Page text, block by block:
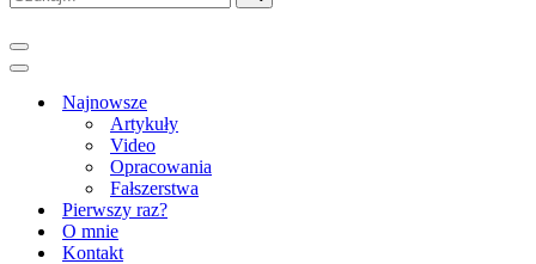
Menu
nawigacji
Menu
nawigacjiNajnowsze
Artykuły
Video
Opracowania
Fałszerstwa
Pierwszy raz?
O mnie
Kontakt